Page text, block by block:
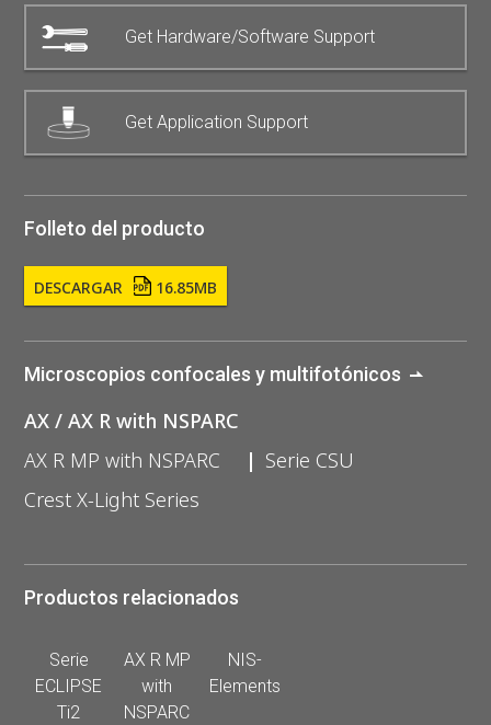
Get Hardware/Software Support
Get Application Support
Folleto del producto
DESCARGAR 16.85MB
Microscopios confocales y multifotónicos
AX / AX R with NSPARC
AX R MP with NSPARC
Serie CSU
Crest X-Light Series
Productos relacionados
Serie
ECLIPSE
Ti2
AX R MP
with
NSPARC
NIS-
Elements